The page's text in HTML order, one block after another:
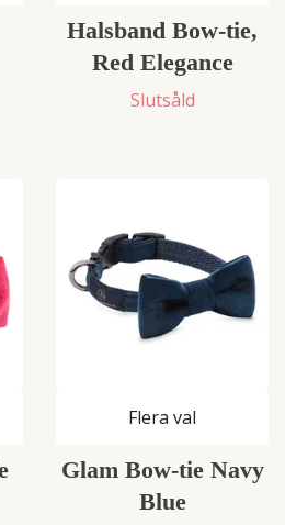
Halsband Bow-tie,
Red Elegance
Slutsåld
Flera val
Glam Bow-tie Navy
Blue